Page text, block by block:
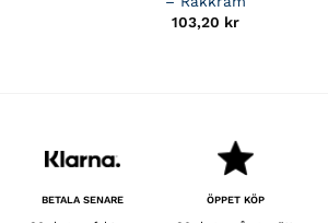
103,20 kr
BETALA SENARE ÖPPET KÖP